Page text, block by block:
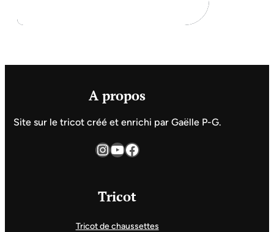
A propos
Site sur le tricot créé et enrichi par Gaëlle P-G.
InstagramYouTube Facebook
Tricot
Tricot de chaussettes